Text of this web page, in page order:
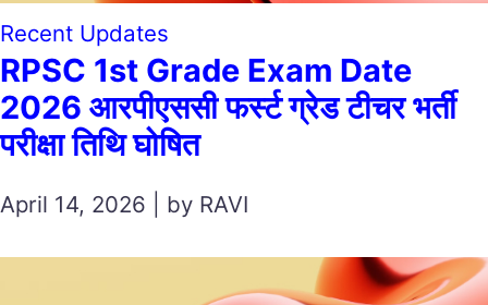
Recent Updates
RPSC 1st Grade Exam Date
2026 आरपीएससी फर्स्ट ग्रेड टीचर भर्ती
परीक्षा तिथि घोषित
April 14, 2026 | by RAVI